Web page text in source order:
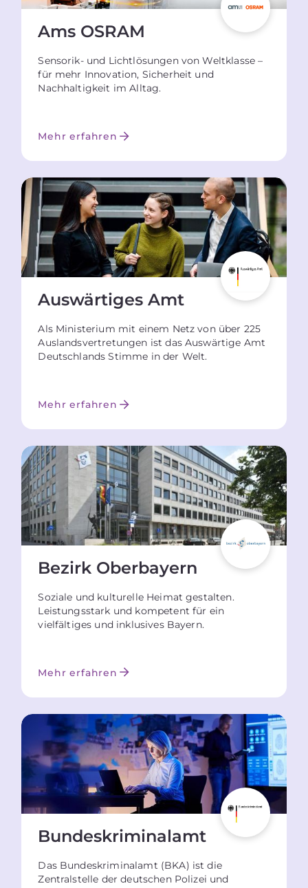
Ams OSRAM
Sensorik- und Lichtlösungen von Weltklasse –
für mehr Innovation, Sicherheit und
Nachhaltigkeit im Alltag.
Mehr erfahren
Auswärtiges Amt
Als Ministerium mit einem Netz von über 225
Auslandsvertretungen ist das Auswärtige Amt
Deutschlands Stimme in der Welt.
Mehr erfahren
Bezirk Oberbayern
Soziale und kulturelle Heimat gestalten.
Leistungsstark und kompetent für ein
vielfältiges und inklusives Bayern.
Mehr erfahren
Bundes­kriminalamt
Das Bundeskriminalamt (BKA) ist die
Zentralstelle der deutschen Polizei und